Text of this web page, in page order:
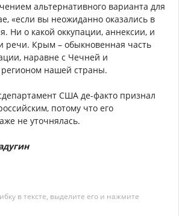
альтернативного варианта для
«если вы неожиданно оказались в
Ни о какой оккупации, аннексии, и
речи. Крым – обыкновенная часть
наравне с Чечней и
регионом нашей страны.
США де-факто признал
потому что его
не уточнялась.
в тексте, выделите его и нажмите